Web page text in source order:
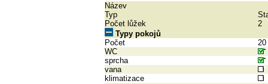
Název
Typ
Počet lůžek
2
Typy pokojů
Počet
20
WC
sprcha
vana
klimatizace